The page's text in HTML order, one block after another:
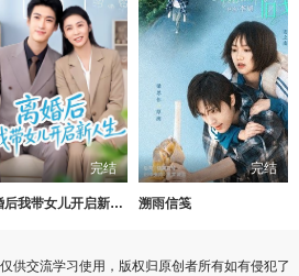
完结
离婚后我带女儿开启新人生
完结
溯雨信笺
供交流学习使用，版权归原创者所有如有侵犯了